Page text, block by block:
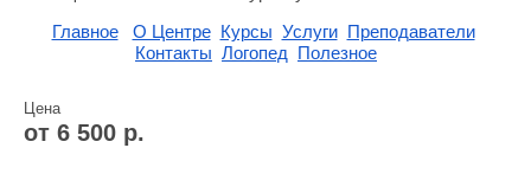
Главное
О Центре Курсы Услуги Преподаватели
Контакты Логопед Полезное
Цена
от 6 500 р.